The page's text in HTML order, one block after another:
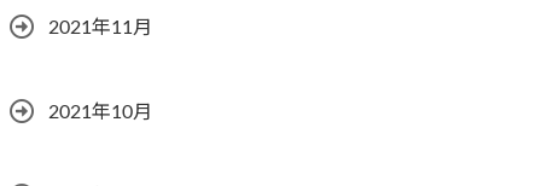
2021年11月
2021年10月